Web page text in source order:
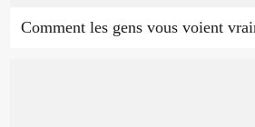
Comment les gens vous voient